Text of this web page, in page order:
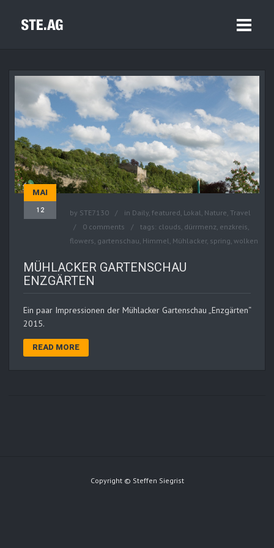
MAI
12 by STE7130 in Daily, featured, Lokal, Nature, Travel
0 comments
tags: clouds, dürrmenz, enzkreis,
flowers, gartenschau, Himmel, Mühlacker, spring, wolken
MÜHLACKER GARTENSCHAU
ENZGÄRTEN
Ein paar Impressionen der Mühlacker Gartenschau „Enzgärten“
2015.
READ MORE
Copyright © Steffen Siegrist